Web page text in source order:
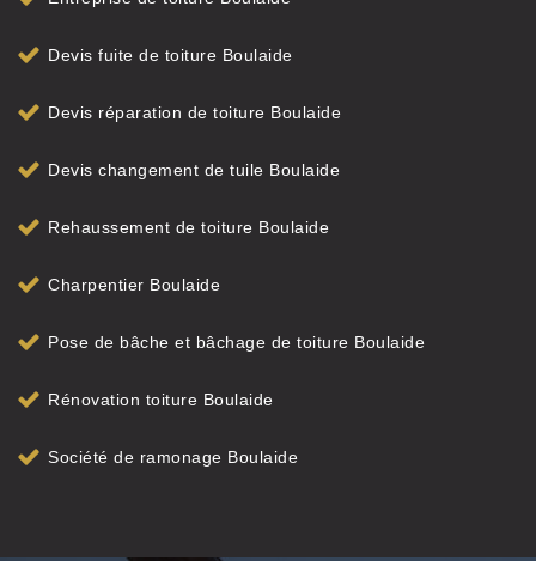
Devis fuite de toiture Boulaide
Devis réparation de toiture Boulaide
Devis changement de tuile Boulaide
Rehaussement de toiture Boulaide
Charpentier Boulaide
Pose de bâche et bâchage de toiture Boulaide
Rénovation toiture Boulaide
Société de ramonage Boulaide